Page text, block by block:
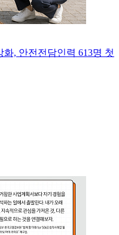
, 안전전담인력 613명 첫